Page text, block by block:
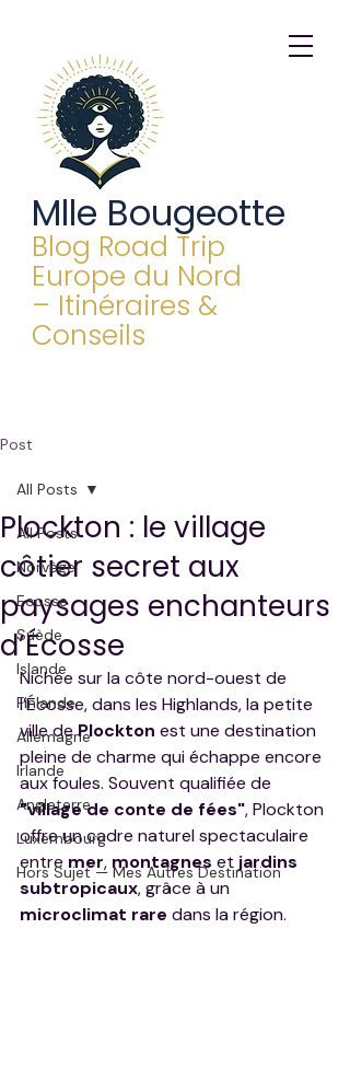
Mlle Bougeotte
Blog Road Trip
Europe du Nord
– Itinéraires &
Conseils
Post
All Posts
Norvège
Ecosse
Suède
Islande
Finlande
Allemagne
Irlande
Angleterre
Luxembourg
Hors Sujet — Mes Autres Destination
All Posts
Plockton : le village
côtier secret aux
paysages enchanteurs
d’Écosse
Nichée sur la côte nord-ouest de
l’Écosse, dans les Highlands, la petite
ville de Plockton est une destination
pleine de charme qui échappe encore
aux foules. Souvent qualifiée de
"village de conte de fées", Plockton
offre un cadre naturel spectaculaire
entre mer, montagnes et jardins
subtropicaux, grâce à un
microclimat rare dans la région.